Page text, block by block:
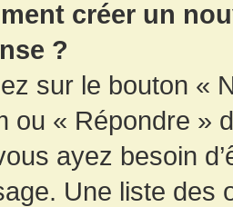
créer un
?
sur le bouton «
ou « Répondre »
ayez besoin
Une liste des